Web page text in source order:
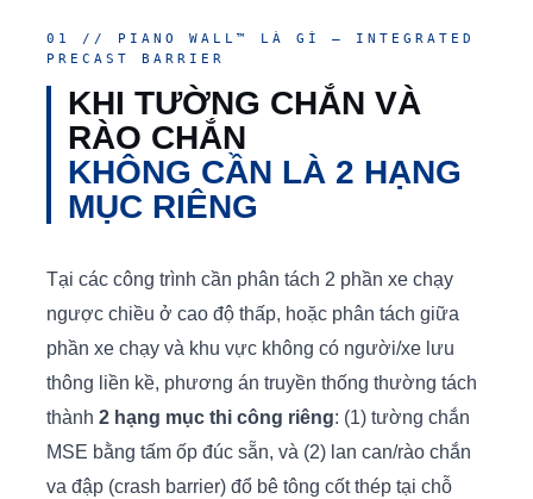
01 // PIANO WALL™ LÀ GÌ — INTEGRATED
PRECAST BARRIER
KHI TƯỜNG CHẮN VÀ
RÀO CHẮN
KHÔNG CẦN LÀ 2 HẠNG
MỤC RIÊNG
Tại các công trình cần phân tách 2 phần xe chạy
ngược chiều ở cao độ thấp, hoặc phân tách giữa
phần xe chạy và khu vực không có người/xe lưu
thông liền kề, phương án truyền thống thường tách
thành 2 hạng mục thi công riêng: (1) tường chắn
MSE bằng tấm ốp đúc sẵn, và (2) lan can/rào chắn
va đập (crash barrier) đổ bê tông cốt thép tại chỗ